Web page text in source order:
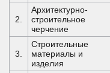
2.
Архитектурно-
строительное
черчение
3.
Строительные
материалы и
изделия